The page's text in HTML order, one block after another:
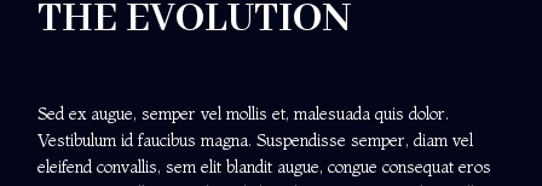
THE EVOLUTION
Sed ex augue, semper vel mollis et, malesuada quis dolor.
Vestibulum id faucibus magna. Suspendisse semper, diam vel
eleifend convallis, sem elit blandit augue, congue consequat eros